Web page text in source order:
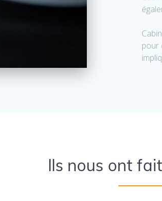
pour
Ils nous ont